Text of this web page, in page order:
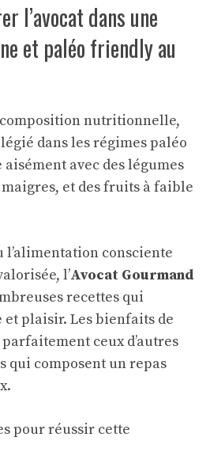
l’avocat dans une
et paléo friendly au
composition nutritionnelle,
dans les régimes paléo
avec des légumes
et des fruits à faible
l’alimentation consciente
l’Avocat Gourmand
recettes qui
plaisir. Les bienfaits de
ceux d’autres
qui composent un repas
pour réussir cette